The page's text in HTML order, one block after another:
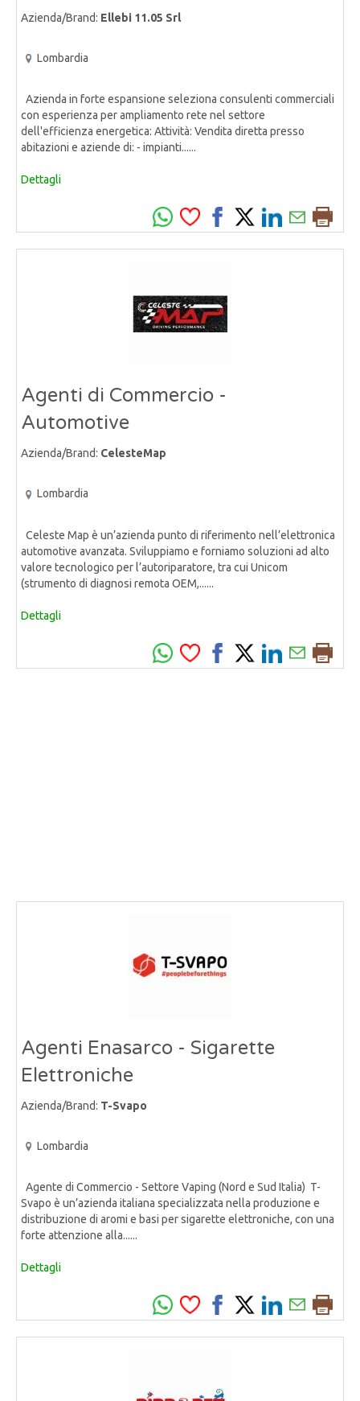
Azienda/Brand: Ellebi 11.05 Srl
Lombardia
Azienda in forte espansione seleziona consulenti commerciali
con esperienza per ampliamento rete nel settore
dell'efficienza energetica: Attività: Vendita diretta presso
abitazioni e aziende di: - impianti......
Dettagli
Agenti di Commercio -
Automotive
Azienda/Brand: CelesteMap
Lombardia
Celeste Map è un’azienda punto di riferimento nell’elettronica
automotive avanzata. Sviluppiamo e forniamo soluzioni ad alto
valore tecnologico per l’autoriparatore, tra cui Unicom
(strumento di diagnosi remota OEM,......
Dettagli
Agenti Enasarco - Sigarette
Elettroniche
Azienda/Brand: T-Svapo
Lombardia
Agente di Commercio - Settore Vaping (Nord e Sud Italia) T-
Svapo è un’azienda italiana specializzata nella produzione e
distribuzione di aromi e basi per sigarette elettroniche, con una
forte attenzione alla......
Dettagli